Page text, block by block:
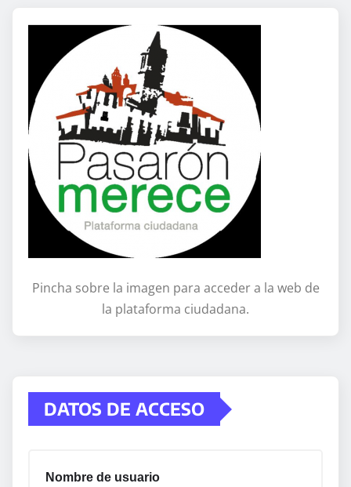
Pincha sobre la imagen para acceder a la web de
la plataforma ciudadana.
DATOS DE ACCESO
Nombre de usuario